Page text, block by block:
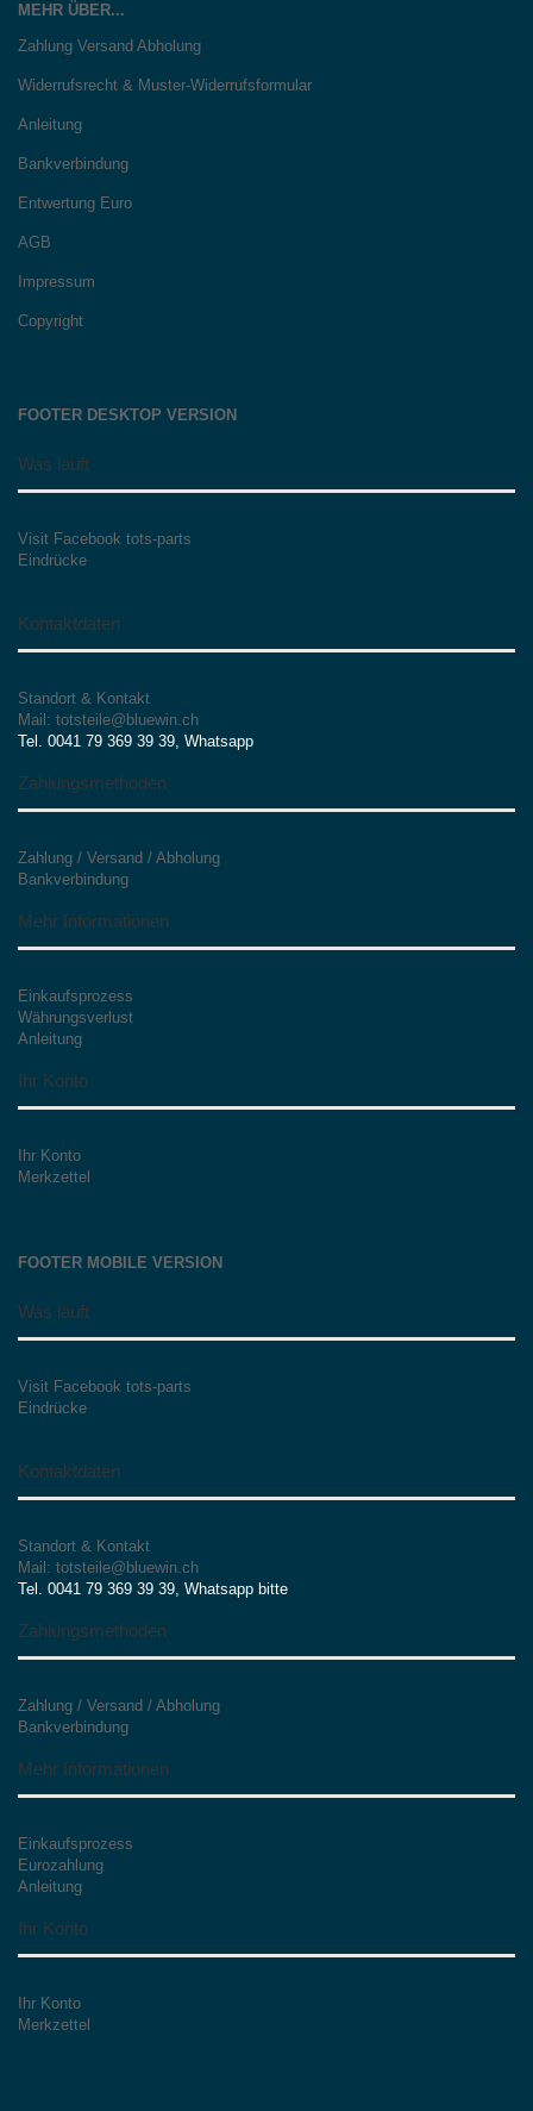
MEHR ÜBER...
Zahlung Versand Abholung
Widerrufsrecht & Muster-Widerrufsformular
Anleitung
Bankverbindung
Entwertung Euro
AGB
Impressum
Copyright
FOOTER DESKTOP VERSION
Was läuft
Visit Facebook tots-parts
Eindrücke
Kontaktdaten
Standort & Kontakt
Mail: totsteile@bluewin.ch
Tel. 0041 79 369 39 39, Whatsapp
Zahlungsmethoden
Zahlung / Versand / Abholung
Bankverbindung
Mehr Informationen
Einkaufsprozess
Währungsverlust
Anleitung
Ihr Konto
Ihr Konto
Merkzettel
FOOTER MOBILE VERSION
Was läuft
Visit Facebook tots-parts
Eindrücke
Kontaktdaten
Standort & Kontakt
Mail: totsteile@bluewin.ch
Tel. 0041 79 369 39 39, Whatsapp bitte
Zahlungsmethoden
Zahlung / Versand / Abholung
Bankverbindung
Mehr Informationen
Einkaufsprozess
Eurozahlung
Anleitung
Ihr Konto
Ihr Konto
Merkzettel